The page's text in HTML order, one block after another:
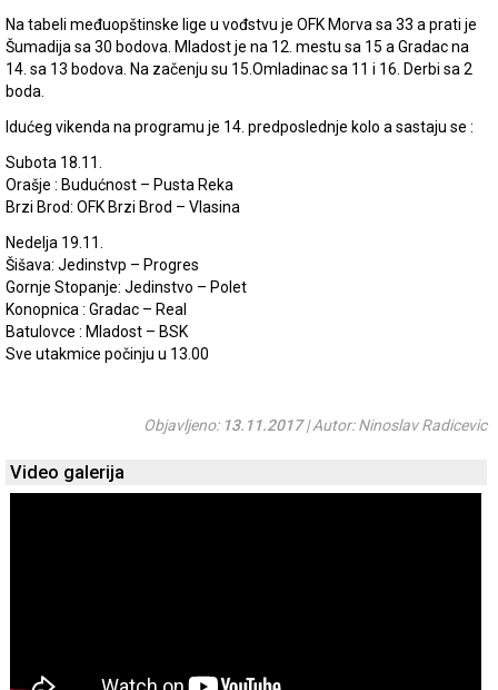
Na tabeli međuopštinske lige u vođstvu je OFK Morva sa 33 a prati je
Šumadija sa 30 bodova. Mladost je na 12. mestu sa 15 a Gradac na
14. sa 13 bodova. Na začenju su 15.Omladinac sa 11 i 16. Derbi sa 2
boda.
Idućeg vikenda na programu je 14. predposlednje kolo a sastaju se :
Subota 18.11.
Orašje : Budućnost – Pusta Reka
Brzi Brod: OFK Brzi Brod – Vlasina
Nedelja 19.11.
Šišava: Jedinstvp – Progres
Gornje Stopanje: Jedinstvo – Polet
Konopnica : Gradac – Real
Batulovce : Mladost – BSK
Sve utakmice počinju u 13.00
Objavljeno: 13.11.2017| Autor: Ninoslav Radicevic
Video galerija